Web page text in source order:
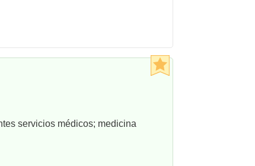
servicios médicos; medicina